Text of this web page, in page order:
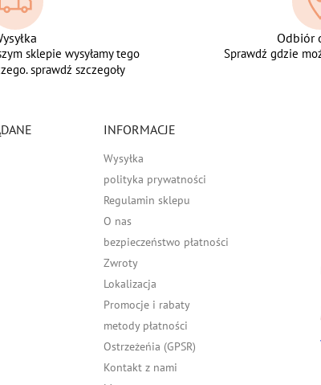
sklepie wysyłamy tego
sprawdź szczegoły
Odbiór
Sprawdź gdzie
INFORMACJE
Wysyłka
polityka prywatności
Regulamin sklepu
O nas
bezpieczeństwo płatności
Zwroty
Lokalizacja
Promocje i rabaty
metody płatności
Ostrzeżeńia (GPSR)
Kontakt z nami